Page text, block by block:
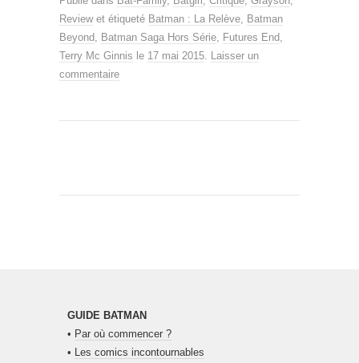
Reviewet étiqueté Batman : La Relève Batman
Beyond Batman Saga Hors Série Futures End
Terry Mc Ginnis le 17 mai 2015 Laisser un
commentaire
GUIDE BATMAN
• Par où commencer ?
• Les comics incontournables